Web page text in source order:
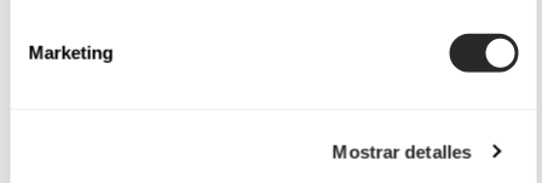
Marketing
Mostrar detalles